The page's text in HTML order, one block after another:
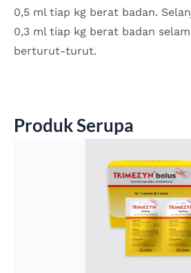
0,5 ml tiap kg berat badan.
0,3 ml tiap kg berat badan
berturut-turut.
Produk Serupa